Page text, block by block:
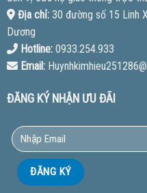
Địa chỉ:30 đường số 15 Linh
Dương
Hotline:0933.254.933
Email:
ĐĂNG KÝ NHẬN ƯU ĐÃI